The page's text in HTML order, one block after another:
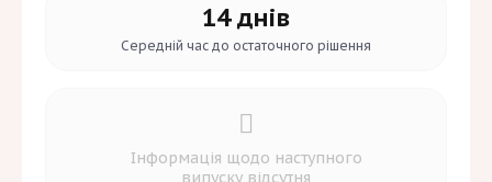
14 днів
Середній час до остаточного рішення
Інформація щодо наступного
випуску відсутня